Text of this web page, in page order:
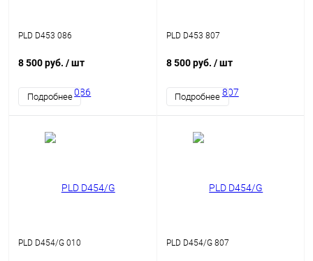
PLD D453 086
8 500 руб. / шт
Подробнее
PLD D453 807
8 500 руб. / шт
Подробнее
PLD D454/G 010 PLD D454/G 807